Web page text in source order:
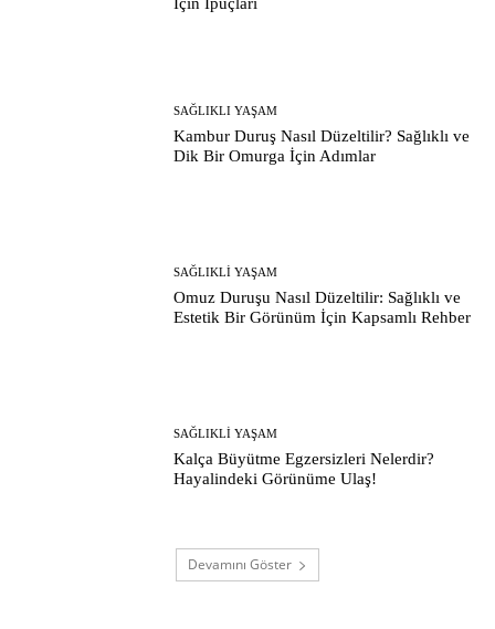
SAĞLIKLI YAŞAM
Kambur Duruş Nasıl Düzeltilir? Sağlıklı ve
Dik Bir Omurga İçin Adımlar
SAĞLIKLI YAŞAM
Omuz Duruşu Nasıl Düzeltilir: Sağlıklı ve
Estetik Bir Görünüm İçin Kapsamlı Rehber
SAĞLIKLI YAŞAM
Kalça Büyütme Egzersizleri Nelerdir?
Hayalindeki Görünüme Ulaş!
Devamını Göster